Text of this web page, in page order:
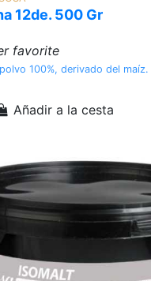
12de. 500 Gr
favorite
100%, derivado del
Añadir a la cesta